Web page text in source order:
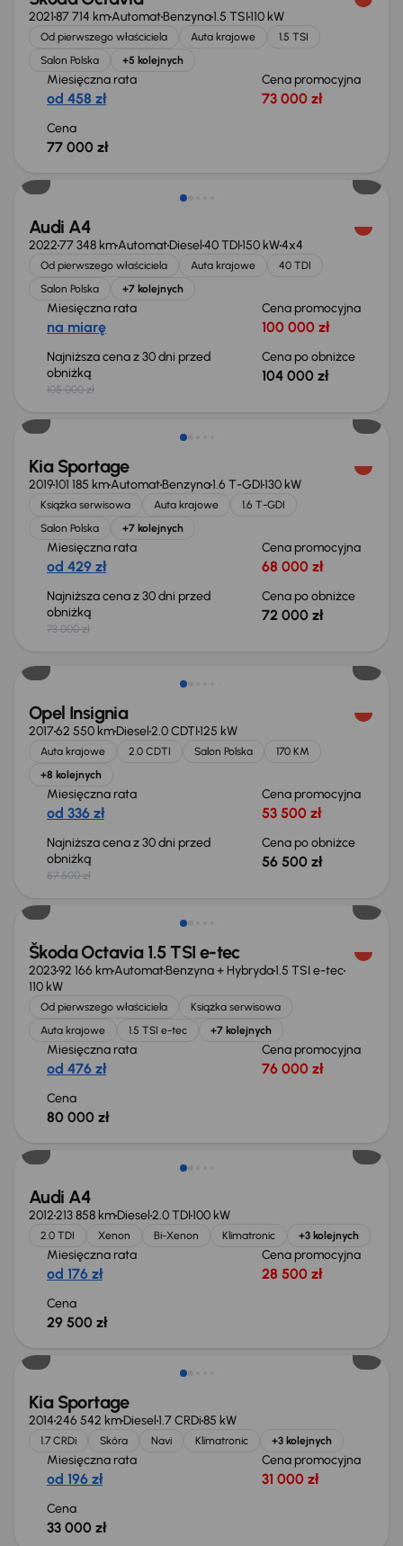
202187 714 kmAutomatBenzyna1.5 TSI110 kW
Od pierwszego właściciela Auta krajowe
1.5 TSI
Salon Polska
+5 kolejnych
Miesięczna rata
od 458 zł
Cena promocyjna
73 000 zł
Cena
77 000 zł
Audi A4
202277 348 kmAutomatDiesel40 TDI150 kW4x4
Od pierwszego właściciela Auta krajowe
40 TDI
Salon Polska
+7 kolejnych
Miesięczna rata
na miarę
Cena promocyjna
100 000 zł
Najniższa cena z 30 dni przed
obniżką
105 000 zł
Cena po obniżce
104 000 zł
Taniej o 1 000 zł
Kia Sportage
2019101 185 kmAutomatBenzyna1.6 T-GDI130 kW
Książka serwisowa Auta krajowe
1.6 T-GDI
Salon Polska
+7 kolejnych
Miesięczna rata
od 429 zł
Cena promocyjna
68 000 zł
Najniższa cena z 30 dni przed
obniżką
73 000 zł
Cena po obniżce
72 000 zł
Opel Insignia
201762 550 kmDiesel2.0 CDTI125 kW
Auta krajowe 2.0 CDTI Salon Polska
170 KM
+8 kolejnych
Miesięczna rata
od 336 zł
Cena promocyjna
53 500 zł
Najniższa cena z 30 dni przed
obniżką
57 500 zł
Cena po obniżce
56 500 zł
Możliwość odliczenia VAT
Škoda Octavia 1.5 TSI e-tec
202392 166 kmAutomatBenzyna + Hybryda1.5 TSI e-tec
110 kW
Od pierwszego właściciela
Książka serwisowa
Auta krajowe
1.5 TSI e-tec +7 kolejnych
Miesięczna rata
od 476 zł
Cena promocyjna
76 000 zł
Cena
80 000 zł
Audi A4
2012213 858 kmDiesel2.0 TDI100 kW
2.0 TDI Xenon Bi-Xenon Klimatronic +3 kolejnych
Miesięczna rata
od 176 zł
Cena promocyjna
28 500 zł
Cena
29 500 zł
Kia Sportage
2014246 542 kmDiesel1.7 CRDi85 kW
1.7 CRDi Skóra Navi Klimatronic +3 kolejnych
Miesięczna rata
od 196 zł
Cena promocyjna
31 000 zł
Cena
33 000 zł